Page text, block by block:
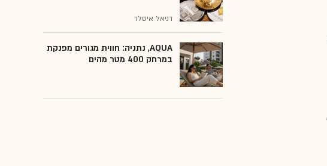
דניאל איסלר
AQUA, נתניה: חווית מגורים מפנקת
במרחק 400 מטר מהים